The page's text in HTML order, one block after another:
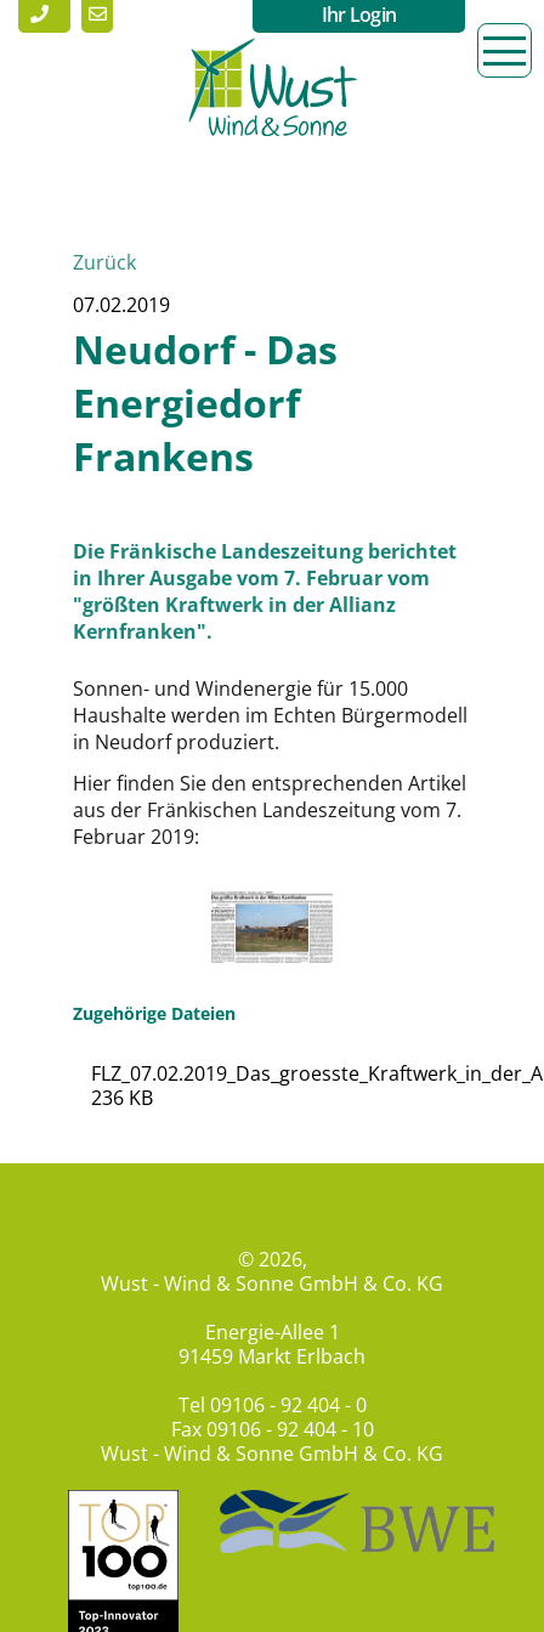
Ihr Login
Zurück
07.02.2019
Neudorf - Das
Energiedorf
Frankens
Die Fränkische Landeszeitung berichtet
in Ihrer Ausgabe vom 7. Februar vom
"größten Kraftwerk in der Allianz
Kernfranken".
Sonnen- und Windenergie für 15.000
Haushalte werden im Echten Bürgermodell
in Neudorf produziert.
Hier finden Sie den entsprechenden Artikel
aus der Fränkischen Landeszeitung vom 7.
Februar 2019:
Zugehörige Dateien
236 KB
© 2026,
Wust - Wind & Sonne GmbH & Co. KG
Energie-Allee 1
91459 Markt Erlbach
Tel 09106 - 92 404 - 0
Fax 09106 - 92 404 - 10
Wust - Wind & Sonne GmbH & Co. KG